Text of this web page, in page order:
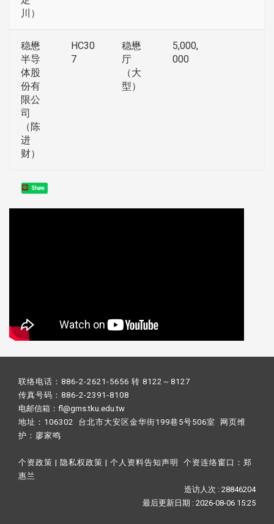
川）
稳懋
半导
体股
份有
限公
司
（陈
进
财）
HC30
7
稳懋
厅
（大
型）
5,000,
000
Share
联络电话：886-2-2621-5656 转 8122～8127
传真号码：886-2-2391-8108
电邮信箱：fl@gms.tku.edu.tw
地址：106302 台北市大安区金华街199巷5号506室 网页维
护： 廖家鸣​
个资政策 | 隐私权政策 | 个人资料告知声明 个资连络窗口： 郑
惠兰
造访人次 : 28846204
最后更新日期 :2026-08-06 15:25